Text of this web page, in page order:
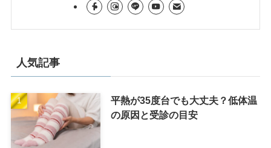
人気記事
平熱が35度台でも大丈夫？低体温
の原因と受診の目安